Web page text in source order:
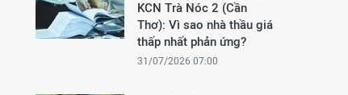
KCN Trà Nóc 2 (Cần
Thơ): Vì sao nhà thầu giá
thấp nhất phản ứng?
31/07/2026 07:00